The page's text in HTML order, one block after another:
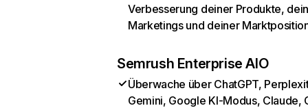
Verbesserung deiner Produkte,
Marketings und deiner
Semrush Enterprise AIO
Überwache über ChatGPT,
Gemini, Google KI-Modus, Claude,